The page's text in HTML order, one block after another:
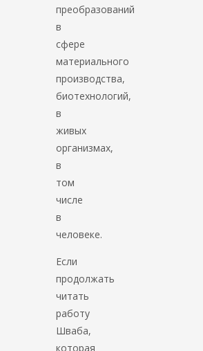
преобразований
в
сфере
материального
производства,
биотехнологий,
в
живых
организмах,
в
том
числе
в
человеке.
Если
продолжать
читать
работу
Шваба,
которая